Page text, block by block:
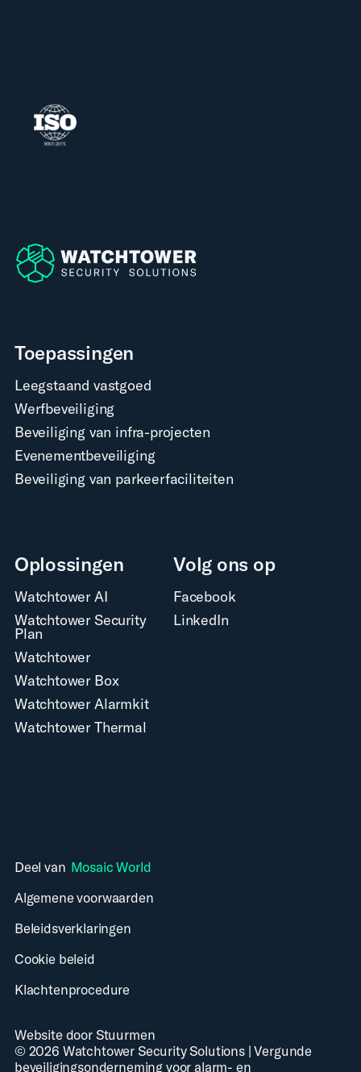
Toepassingen
Leegstaand vastgoed
Werfbeveiliging
Beveiliging van infra-projecten
Evenementbeveiliging
Beveiliging van parkeerfaciliteiten
Oplossingen
Watchtower AI
Watchtower Security
Plan
Watchtower
Watchtower Box
Watchtower Alarmkit
Watchtower Thermal
Volg ons op
Facebook
LinkedIn
Deel van Mosaic World
Algemene voorwaarden
Beleidsverklaringen
Cookie beleid
Klachtenprocedure
Website door Stuurmen
©2026 Watchtower Security Solutions|Vergunde
beveiligingsonderneming voor alarm- en